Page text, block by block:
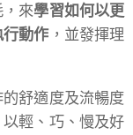
來學習如何以更
動作，並發揮理
舒適度及流暢度
輕、巧、慢及好